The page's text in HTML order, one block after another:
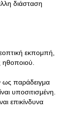
διάσταση
εκπομπή,
ηθοποιού.
ως παράδειγμα
υποσιτισμένη.
επικίνδυνα